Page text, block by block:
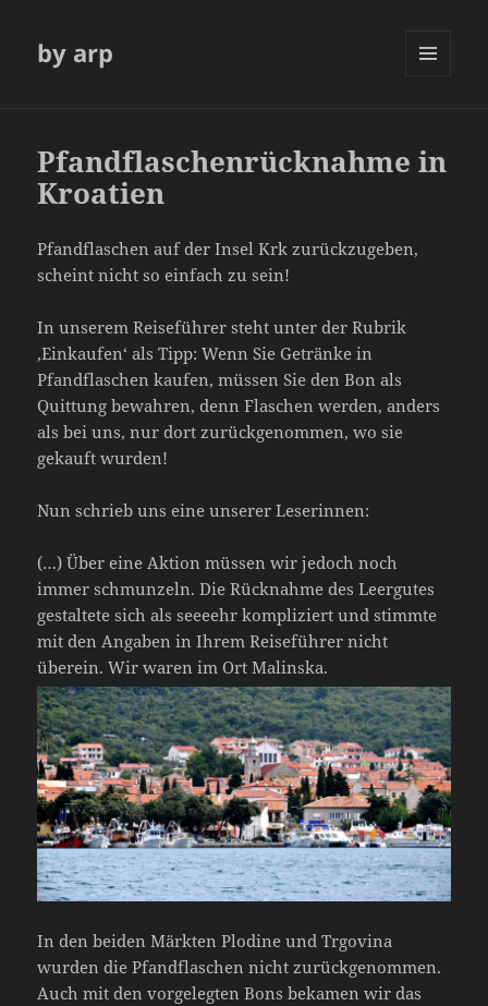
by arp
Pfandflaschenrücknahme in
Kroatien
Pfandflaschen auf der Insel Krk zurückzugeben,
scheint nicht so einfach zu sein!
In unserem Reiseführer steht unter der Rubrik
‚Einkaufen‘ als Tipp: Wenn Sie Getränke in
Pfandflaschen kaufen, müssen Sie den Bon als
Quittung bewahren, denn Flaschen werden, anders
als bei uns, nur dort zurückgenommen, wo sie
gekauft wurden!
Nun schrieb uns eine unserer Leserinnen:
(…) Über eine Aktion müssen wir jedoch noch
immer schmunzeln. Die Rücknahme des Leergutes
gestaltete sich als seeeehr kompliziert und stimmte
mit den Angaben in Ihrem Reiseführer nicht
überein. Wir waren im Ort Malinska.
In den beiden Märkten Plodine und Trgovina
wurden die Pfandflaschen nicht zurückgenommen.
Auch mit den vorgelegten Bons bekamen wir das